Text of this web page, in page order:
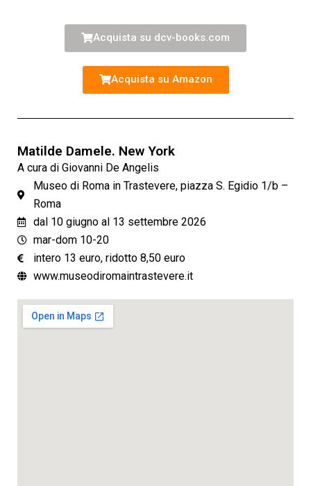
Acquista su dcv-books.com
Acquista su Amazon
Matilde Damele. New York
A cura di Giovanni De Angelis
Museo di Roma in Trastevere, piazza S. Egidio 1/b –
Roma
dal 10 giugno al 13 settembre 2026
mar-dom 10-20
intero 13 euro, ridotto 8,50 euro
www.museodiromaintrastevere.it